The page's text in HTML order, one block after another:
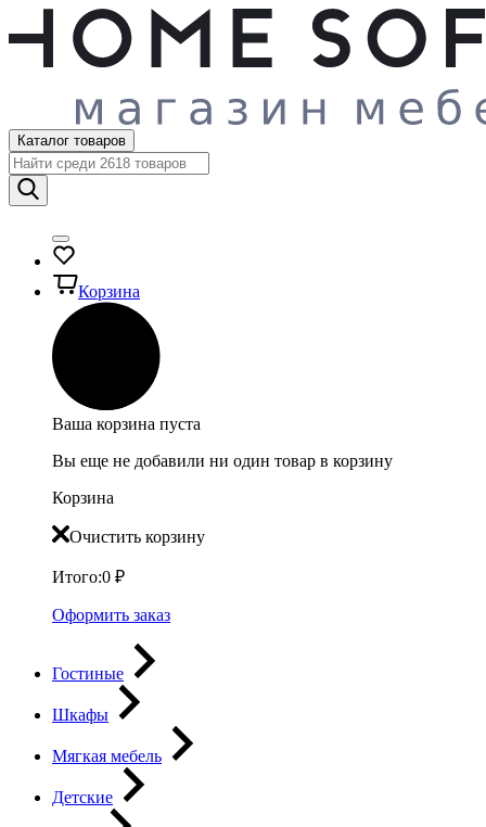
Каталог товаров
Корзина
Ваша корзина пуста
Вы еще не добавили ни один товар в корзину
Корзина
Очистить корзину
Итого:0 ₽
Оформить заказ
Гостиные
Шкафы
Мягкая мебель
Детские